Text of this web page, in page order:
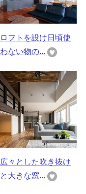
ロフトを設け日頃使
わない物の...
広々とした吹き抜け
と大きな窓...